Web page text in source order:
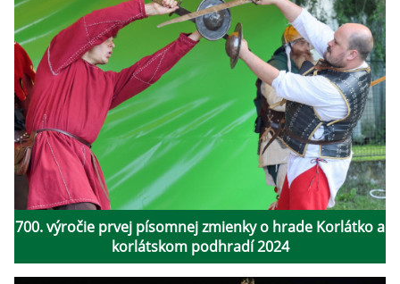
700. výročie prvej písomnej zmienky o hrade Korlátko a
korlátskom podhradí 2024